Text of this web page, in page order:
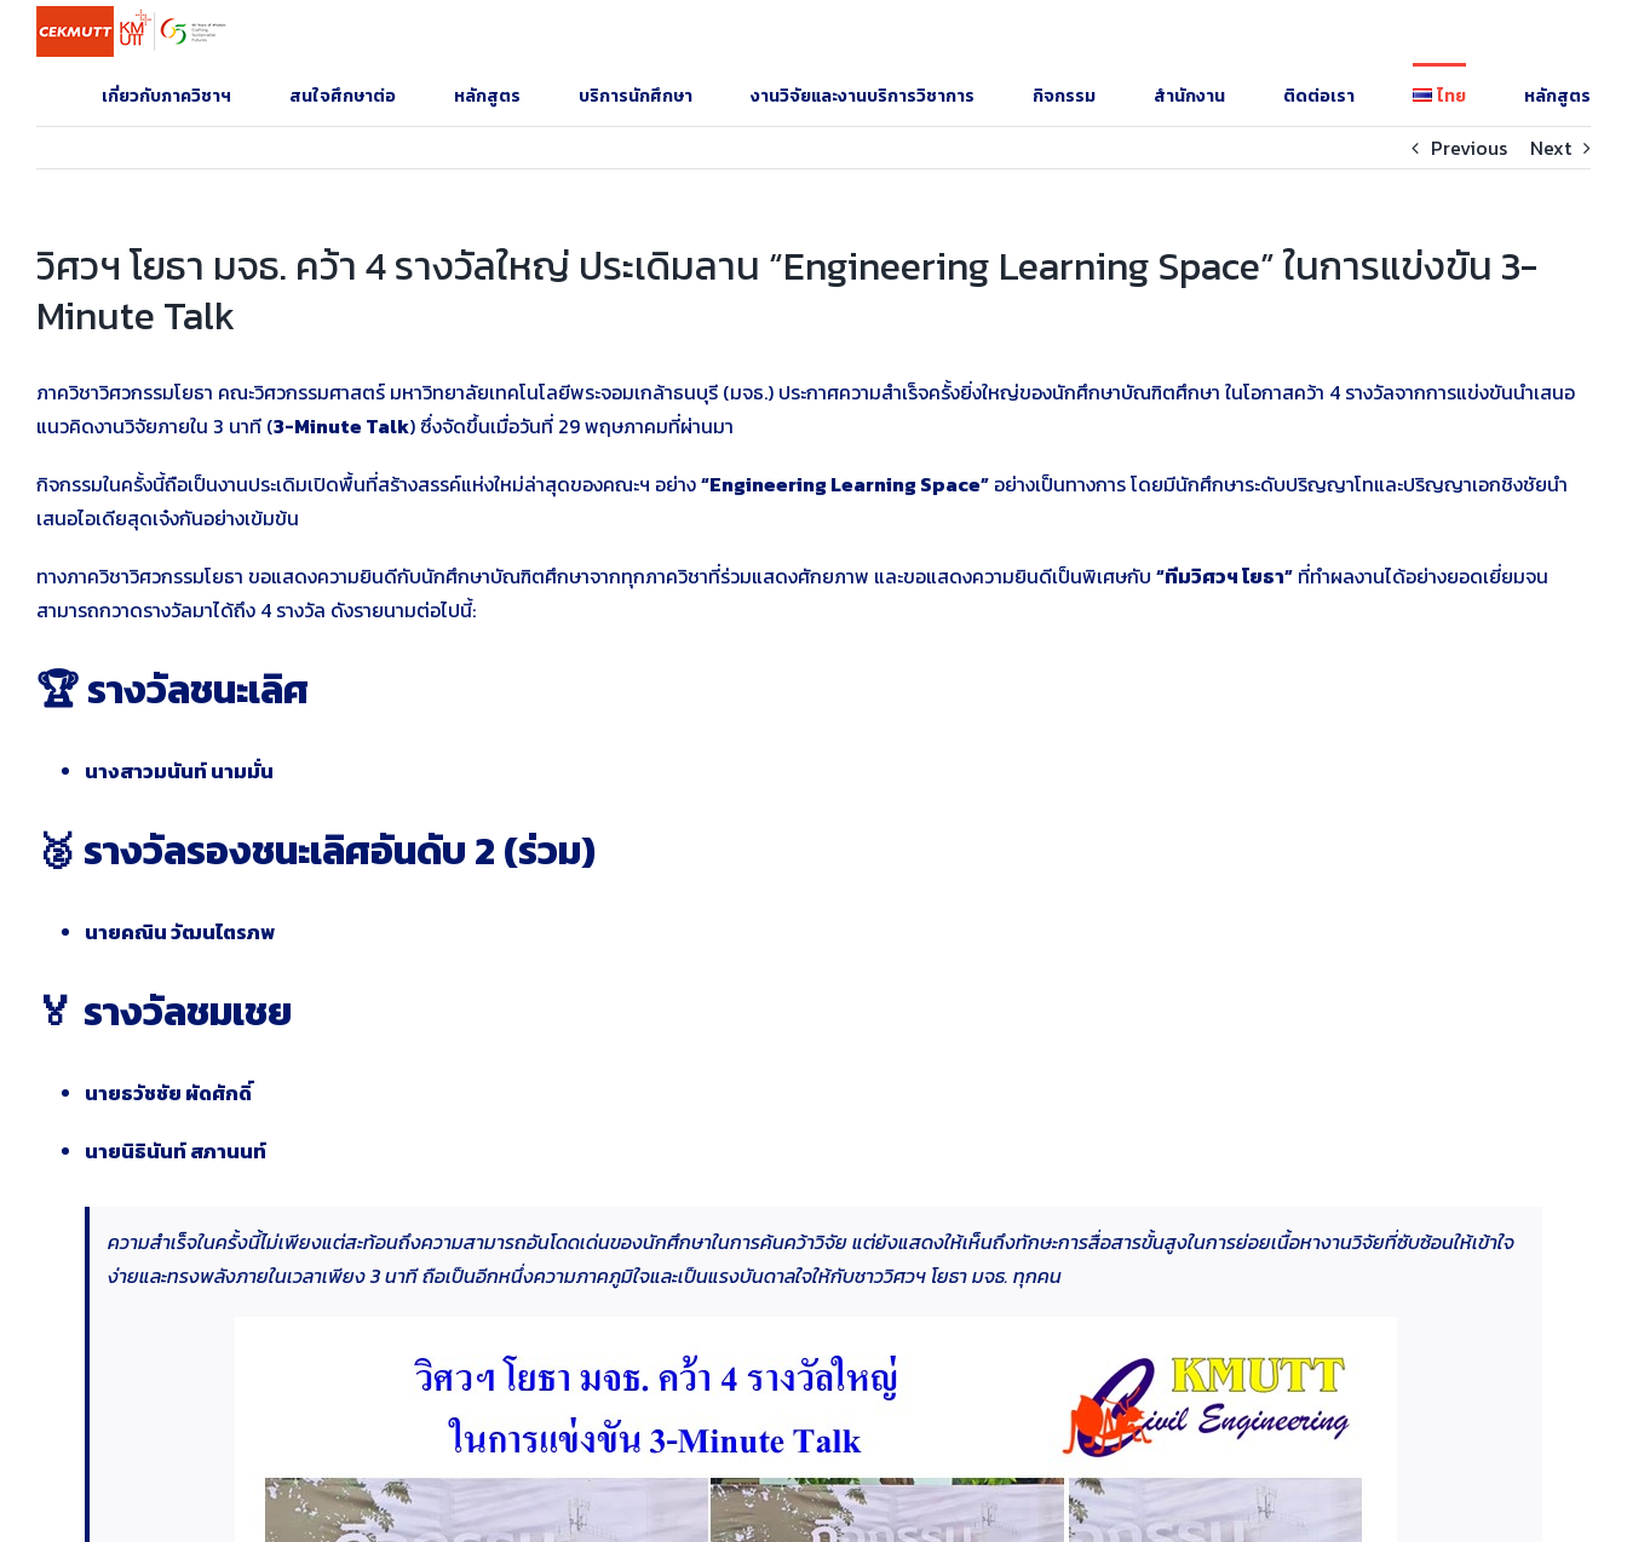
เกี่ยวกับภาควิชาฯ สนใจศึกษาต่อ หลักสูตร บริการนักศึกษา งานวิจัยและงานบริการวิชาการ กิจกรรม สำนักงาน ติดต่อเรา ไทย หลักสูตร
Previous Next
วิศวฯ โยธา มจธ. คว้า 4 รางวัลใหญ่ ประเดิมลาน “Engineering Learning Space” ในการแข่งขัน 3-
Minute Talk
ภาควิชาวิศวกรรมโยธา คณะวิศวกรรมศาสตร์ มหาวิทยาลัยเทคโนโลยีพระจอมเกล้าธนบุรี (มจธ.) ประกาศความสำเร็จครั้งยิ่งใหญ่ของนักศึกษาบัณฑิตศึกษา ในโอกาสคว้า 4 รางวัลจากการแข่งขันนำเสนอ
แนวคิดงานวิจัยภายใน 3 นาที (3-Minute Talk) ซึ่งจัดขึ้นเมื่อวันที่ 29 พฤษภาคมที่ผ่านมา
กิจกรรมในครั้งนี้ถือเป็นงานประเดิมเปิดพื้นที่สร้างสรรค์แห่งใหม่ล่าสุดของคณะฯ อย่าง“Engineering Learning Space” อย่างเป็นทางการ โดยมีนักศึกษาระดับปริญญาโทและปริญญาเอกชิงชัยนำ
เสนอไอเดียสุดเจ๋งกันอย่างเข้มข้น
ทางภาควิชาวิศวกรรมโยธา ขอแสดงความยินดีกับนักศึกษาบัณฑิตศึกษาจากทุกภาควิชาที่ร่วมแสดงศักยภาพ และขอแสดงความยินดีเป็นพิเศษกับ “ทีมวิศวฯ โยธา” ที่ทำผลงานได้อย่างยอดเยี่ยมจน
สามารถกวาดรางวัลมาได้ถึง 4 รางวัล ดังรายนามต่อไปนี้:
🏆 รางวัลชนะเลิศ
นางสาวมนันท์ นามมั่น
🥈 รางวัลรองชนะเลิศอันดับ 2 (ร่วม)
นายคณิน วัฒนไตรภพ
🏅 รางวัลชมเชย
นายธวัชชัย ผัดศักดิ์
นายนิธินันท์ สภานนท์
ความสำเร็จในครั้งนี้ไม่เพียงแต่สะท้อนถึงความสามารถอันโดดเด่นของนักศึกษาในการค้นคว้าวิจัย แต่ยังแสดงให้เห็นถึงทักษะการสื่อสารขั้นสูงในการย่อยเนื้อหางานวิจัยที่ซับซ้อนให้เข้าใจ
ง่ายและทรงพลังภายในเวลาเพียง 3 นาที ถือเป็นอีกหนึ่งความภาคภูมิใจและเป็นแรงบันดาลใจให้กับชาววิศวฯ โยธา มจธ. ทุกคน